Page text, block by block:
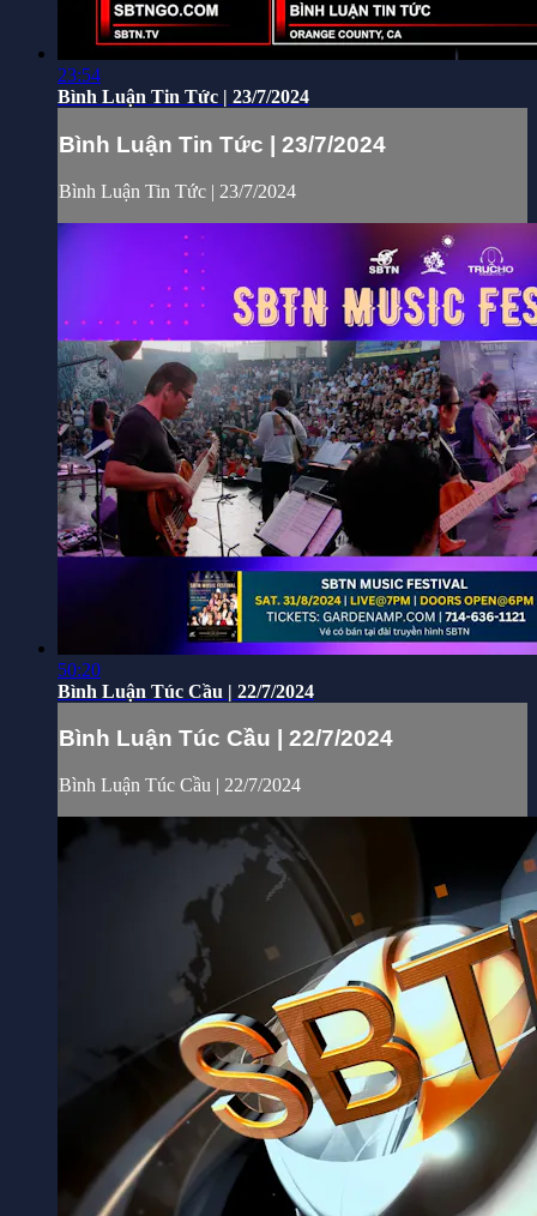
23:54
Bình Luận Tin Tức | 23/7/2024
Bình Luận Tin Tức | 23/7/2024
Bình Luận Tin Tức | 23/7/2024
50:20
Bình Luận Túc Cầu | 22/7/2024
Bình Luận Túc Cầu | 22/7/2024
Bình Luận Túc Cầu | 22/7/2024